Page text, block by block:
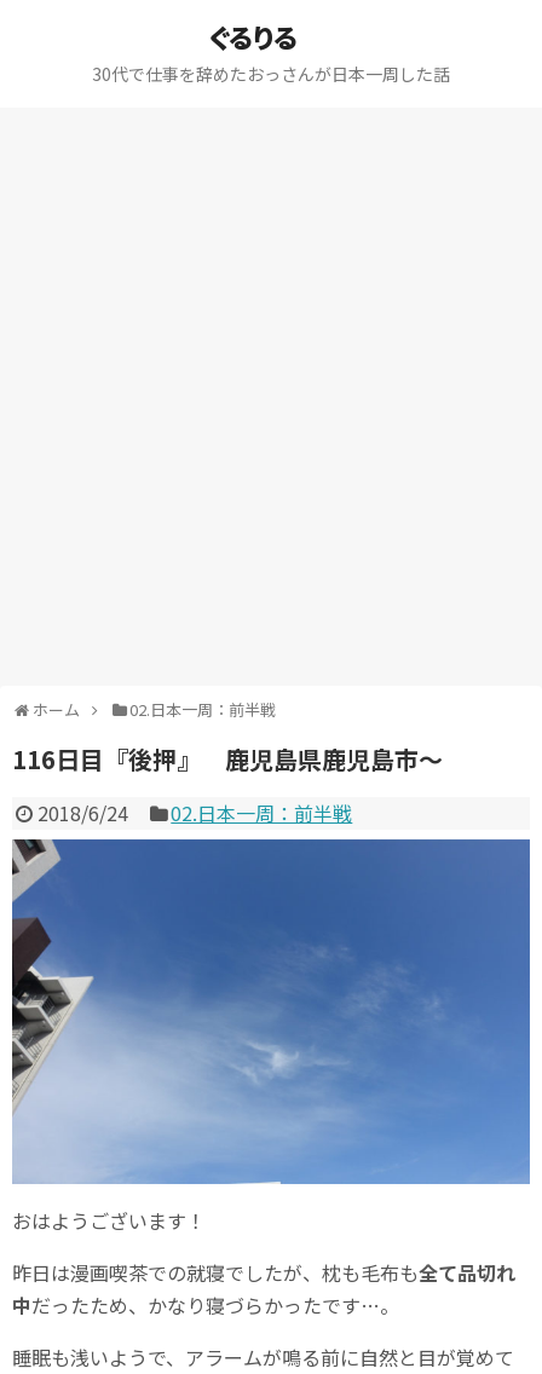
ぐるりる
30代で仕事を辞めたおっさんが日本一周した話
ホーム 02.日本一周：前半戦
116日目『後押』 鹿児島県鹿児島市～
2018/6/24 02.日本一周：前半戦
おはようございます！
昨日は漫画喫茶での就寝でしたが、枕も毛布も全て品切れ
中だったため、かなり寝づらかったです…。
睡眠も浅いようで、アラームが鳴る前に自然と目が覚めて